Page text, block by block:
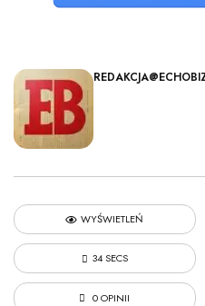
WYŚWIETLEŃ
34 SECS
0 OPINII